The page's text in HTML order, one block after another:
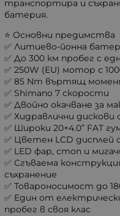
транспортира и
батерия.
⭐ Основни предимства
✅ Литиево-йонна
✅ До 300 км пробег с
✅ 250W (EU) мотор с
✅ 85 Nm въртящ
✅ Shimano 7 скорости
✅ Двойно окачване за
✅ Хидравлични дискови
✅ Широки 20×4.0” FAT
✅ Цветен LCD дисплей
✅ LED фар, стоп и
✅ Сгъваема
съхранение
✅ Товароносимост до
✅ Един от
пробег в своя клас